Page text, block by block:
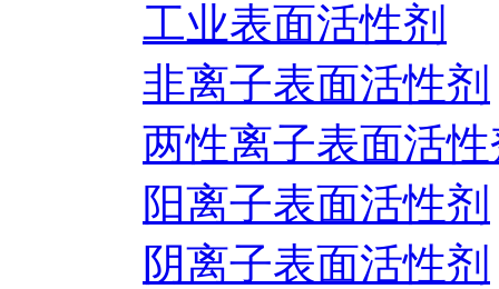
工业表面活性剂
非离子表面活性剂
两性离子表面活
阳离子表面活性剂
阴离子表面活性剂